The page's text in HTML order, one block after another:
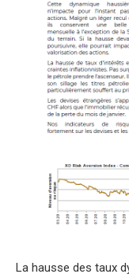
La hausse des taux